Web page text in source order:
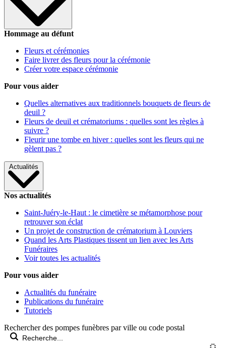
Hommage au défunt
Fleurs et cérémonies
Faire livrer des fleurs pour la cérémonie
Créer votre espace cérémonie
Pour vous aider
Quelles alternatives aux traditionnels bouquets de fleurs de
deuil ?
Fleurs de deuil et crématoriums : quelles sont les règles à
suivre ?
Fleurir une tombe en hiver : quelles sont les fleurs qui ne
gèlent pas ?
Actualités
Nos actualités
Saint-Juéry-le-Haut : le cimetière se métamorphose pour
retrouver son éclat
Un projet de construction de crématorium à Louviers
Quand les Arts Plastiques tissent un lien avec les Arts
Funéraires
Voir toutes les actualités
Pour vous aider
Actualités du funéraire
Publications du funéraire
Tutoriels
Rechercher des pompes funèbres par ville ou code postal